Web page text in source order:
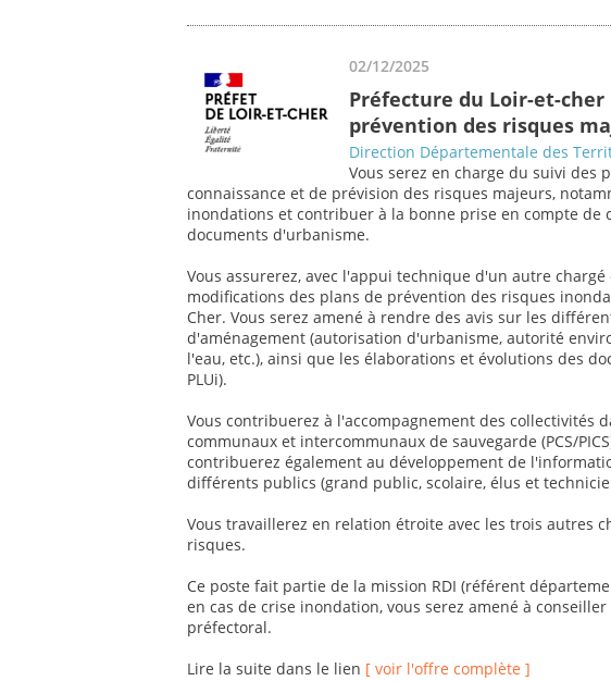
02/12/2025
Préfecture du Loir-et-cher
prévention des risques
Direction Départementale des
Vous serez en charge du suivi
connaissance et de prévision des risques majeurs,
inondations et contribuer à la bonne prise en compte de
documents d'urbanisme.
Vous assurerez, avec l'appui technique d'un autre
modifications des plans de prévention des risques
Cher. Vous serez amené à rendre des avis sur les
d'aménagement (autorisation d'urbanisme, autorité
l'eau, etc.), ainsi que les élaborations et évolutions des
PLUi).
Vous contribuerez à l'accompagnement des collectivités
communaux et intercommunaux de sauvegarde (PCS/
contribuerez également au développement de
différents publics (grand public, scolaire, élus et
Vous travaillerez en relation étroite avec les trois autres
risques.
Ce poste fait partie de la mission RDI (référent
en cas de crise inondation, vous serez amené à
préfectoral.
Lire la suite dans le lien [ voir l'offre complète ]